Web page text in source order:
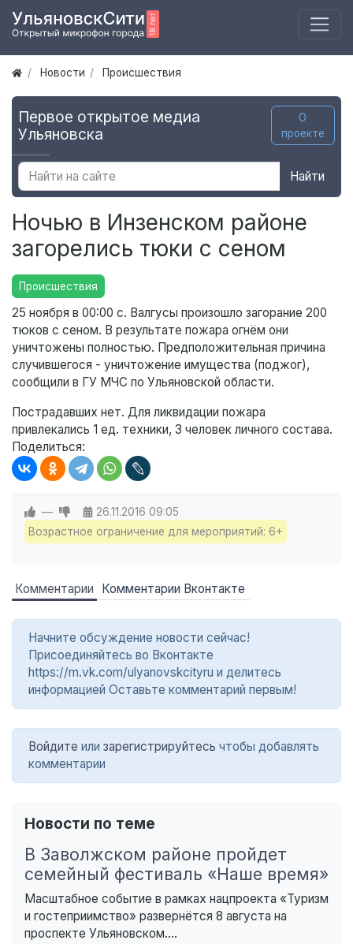
Новости Происшествия
Первое открытое медиа
Ульяновска
О
проекте
Найти
Ночью в Инзенском районе
загорелись тюки с сеном
Происшествия
25 ноября в 00:00 с. Валгусы произошло загорание 200
тюков с сеном. В результате пожара огнём они
уничтожены полностью. Предположительная причина
случившегося - уничтожение имущества (поджог),
сообщили в ГУ МЧС по Ульяновской области.
Пострадавших нет. Для ликвидации пожара
привлекались 1 ед. техники, 3 человек личного состава.
Поделиться:
— 26.11.2016 09:05
Возрастное ограничение для мероприятий: 6+
Комментарии Комментарии Вконтакте
Начните обсуждение новости сейчас!
Присоединяйтесь во Вконтакте
https://m.vk.com/ulyanovskcityru и делитесь
информацией Оставьте комментарий первым!
Войдите или зарегистрируйтесь чтобы добавлять
комментарии
Новости по теме
В Заволжском районе пройдет
семейный фестиваль «Наше время»
Масштабное событие в рамках нацпроекта «Туризм
и гостеприимство» развернётся 8 августа на
проспекте Ульяновском....